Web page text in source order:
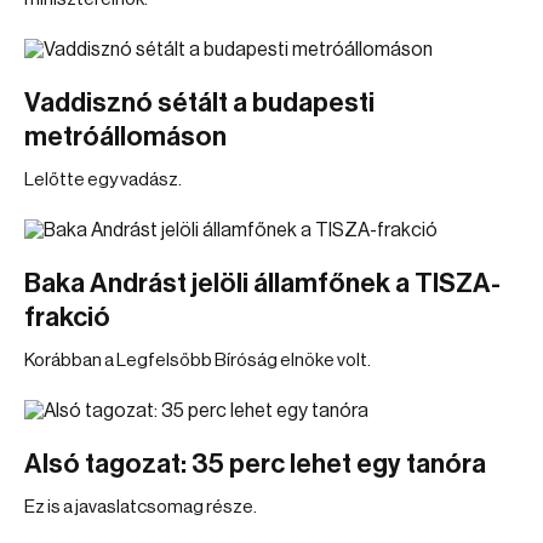
Vaddisznó sétált a budapesti
metróállomáson
Lelőtte egy vadász.
Baka Andrást jelöli államfőnek a TISZA-
frakció
Korábban a Legfelsőbb Bíróság elnöke volt.
Alsó tagozat: 35 perc lehet egy tanóra
Ez is a javaslatcsomag része.